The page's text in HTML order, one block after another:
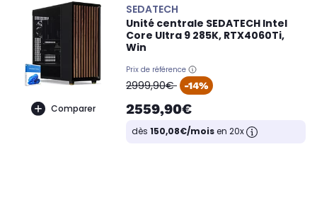
Comparer
SEDATECH
Unité centrale SEDATECH Intel
Core Ultra 9 285K, RTX4060Ti,
Win
Prix de référence
oldPrice
2999,90€ -14%
2559,90€
dès 150,08€/moisen 20x